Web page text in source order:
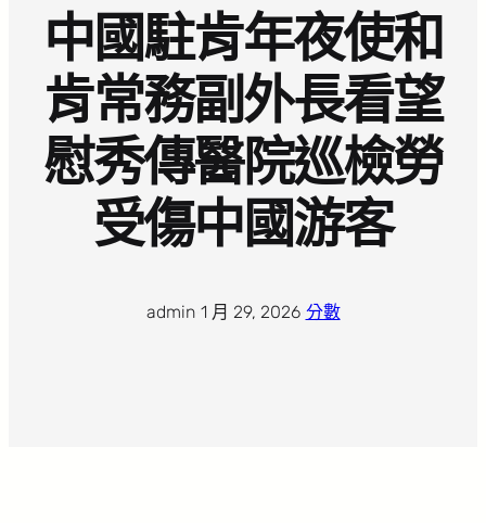
中國駐肯年夜使和
肯常務副外長看望
慰秀傳醫院巡檢勞
受傷中國游客
admin· 1 月 29, 2026· 分數